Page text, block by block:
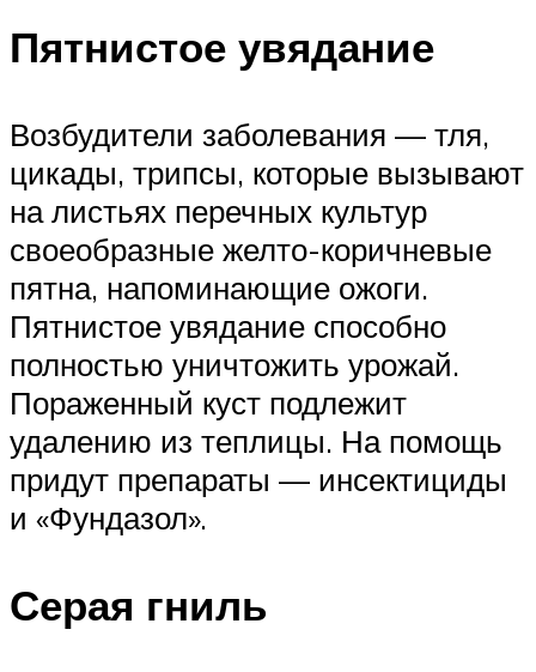
Пятнистое увядание
Возбудители заболевания — тля,
цикады, трипсы, которые вызывают
на листьях перечных культур
своеобразные желто-коричневые
пятна, напоминающие ожоги.
Пятнистое увядание способно
полностью уничтожить урожай.
Пораженный куст подлежит
удалению из теплицы. На помощь
придут препараты — инсектициды
и «Фундазол».
Серая гниль